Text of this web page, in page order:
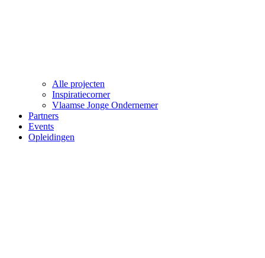
Alle projecten
Inspiratiecorner
Vlaamse Jonge Ondernemer
Partners
Events
Opleidingen